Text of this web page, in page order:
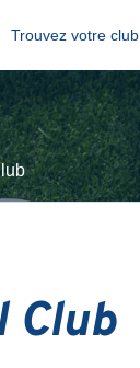
Trouvez votre club
Club